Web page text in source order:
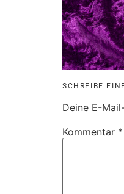
SCHREIBE
Deine E-
Kommentar *